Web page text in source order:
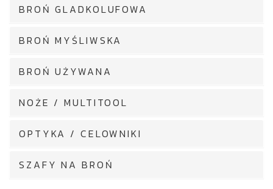
BROŃ GLADKOLUFOWA
BROŃ MYŚLIWSKA
BROŃ UŻYWANA
NOŻE / MULTITOOL
OPTYKA / CELOWNIKI
SZAFY NA BROŃ